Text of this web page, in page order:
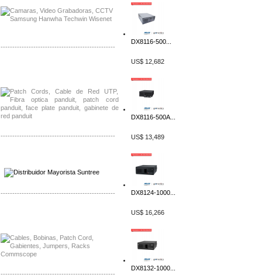
-------------------------------------------------
-------------------------------------------------
-------------------------------------------------
-------------------------------------------------
DX8116-500...
US$ 12,682
DX8116-500A...
US$ 13,489
DX8124-1000...
US$ 16,266
DX8132-1000...